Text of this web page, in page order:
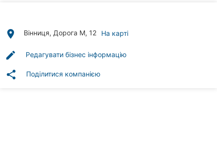
рубрики
place Вінниця, Дорога М, 12 На карті
edit Редагувати бізнес інформацію
share Поділитися компанією